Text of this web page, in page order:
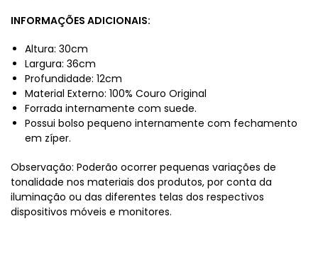
INFORMAÇÕES ADICIONAIS:
Altura: 30cm
Largura: 36cm
Profundidade: 12cm
Material Externo: 100% Couro Original
Forrada internamente com suede.
Possui bolso pequeno internamente com fechamento
em zíper.
Observação: Poderão ocorrer pequenas variações de
tonalidade nos materiais dos produtos, por conta da
iluminação ou das diferentes telas dos respectivos
dispositivos móveis e monitores.